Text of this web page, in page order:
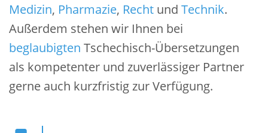
Medizin, Pharmazie, Recht und Technik.
Außerdem stehen wir Ihnen bei
beglaubigten Tschechisch-Übersetzungen
als kompetenter und zuverlässiger Partner
gerne auch kurzfristig zur Verfügung.